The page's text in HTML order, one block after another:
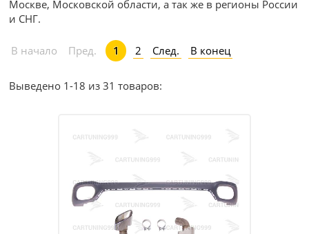
Москве, Московской области, а так же в регионы России
и СНГ.
В начало Пред. 1 2 След. В конец
Выведено 1-18 из 31 товаров: